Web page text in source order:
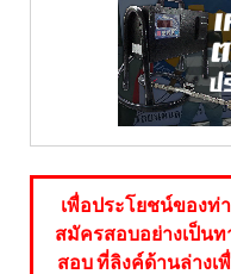
เพื่อประโยชน์ของท่
สมัครสอบอย่างเป็น
สอบ ที่ลิงค์ด้านล่าง